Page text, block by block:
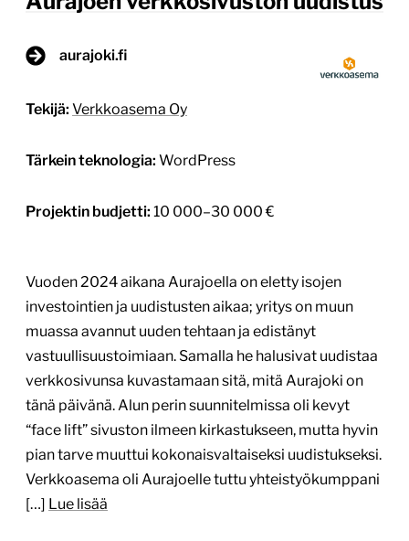
aurajoki.fi
Tekijä: Verkkoasema Oy
Tärkein teknologia: WordPress
Projektin budjetti: 10 000–30 000 €
Vuoden 2024 aikana Aurajoella on eletty isojen
investointien ja uudistusten aikaa; yritys on muun
muassa avannut uuden tehtaan ja edistänyt
vastuullisuustoimiaan. Samalla he halusivat uudistaa
verkkosivunsa kuvastamaan sitä, mitä Aurajoki on
tänä päivänä. Alun perin suunnitelmissa oli kevyt
“face lift” sivuston ilmeen kirkastukseen, mutta hyvin
pian tarve muuttui kokonaisvaltaiseksi uudistukseksi.
Verkkoasema oli Aurajoelle tuttu yhteistyökumppani
[…] Lue lisää